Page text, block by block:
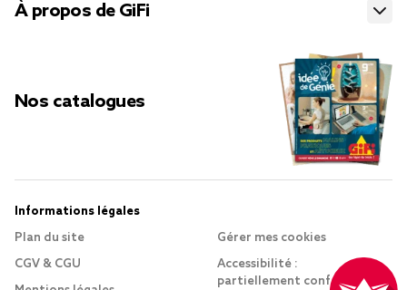
À propos de GiFi
Nos catalogues
Informations légales
Plan du site
CGV & CGU
Gérer mes cookies
Accessibilité :
partiellement conforme